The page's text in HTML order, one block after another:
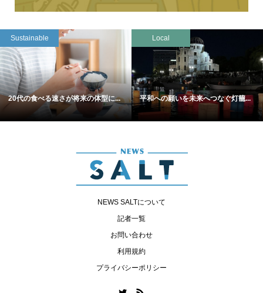
Sustainable
20代の食べる速さが将来の体型に...
Local
平和への願いを未来へつなぐ灯籠...
NEWS SALTについて
記者一覧
お問い合わせ
利用規約
プライバシーポリシー